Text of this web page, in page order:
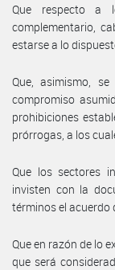
Que respecto a
complementario,
estarse a lo
Que, asimismo,
compromiso
prohibiciones
prórrogas, a los
Que los sectores
invisten con la
términos el acuerdo
Que en razón de lo
que será